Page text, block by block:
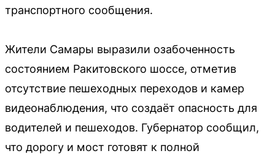
транспортного сообщения.
Жители Самары выразили озабоченность
состоянием Ракитовского шоссе, отметив
отсутствие пешеходных переходов и камер
видеонаблюдения, что создаёт опасность для
водителей и пешеходов. Губернатор сообщил,
что дорогу и мост готовят к полной